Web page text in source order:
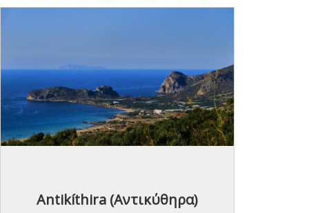
Antikíthira (Αντικύθηρα)